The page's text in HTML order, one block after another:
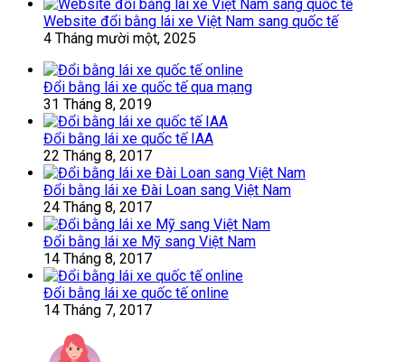
Website đổi bằng lái xe Việt Nam sang quốc tế
4 Tháng mười một, 2025
Đổi bằng lái xe quốc tế qua mạng
31 Tháng 8, 2019
Đổi bằng lái xe quốc tế IAA
22 Tháng 8, 2017
Đổi bằng lái xe Đài Loan sang Việt Nam
24 Tháng 8, 2017
Đổi bằng lái xe Mỹ sang Việt Nam
14 Tháng 8, 2017
Đổi bằng lái xe quốc tế online
14 Tháng 7, 2017